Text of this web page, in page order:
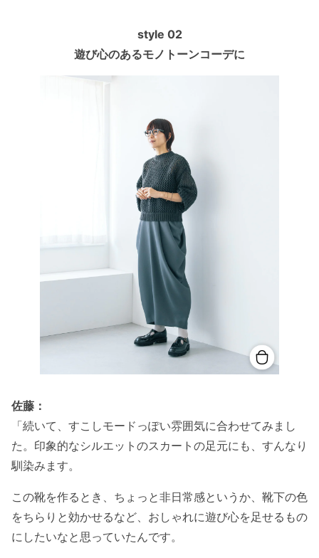
style 02
遊び心のあるモノトーンコーデに
佐藤：
「続いて、すこしモードっぽい雰囲気に合わせてみまし
た。印象的なシルエットのスカートの足元にも、すんなり
馴染みます。
この靴を作るとき、ちょっと非日常感というか、靴下の色
をちらりと効かせるなど、おしゃれに遊び心を足せるもの
にしたいなと思っていたんです。